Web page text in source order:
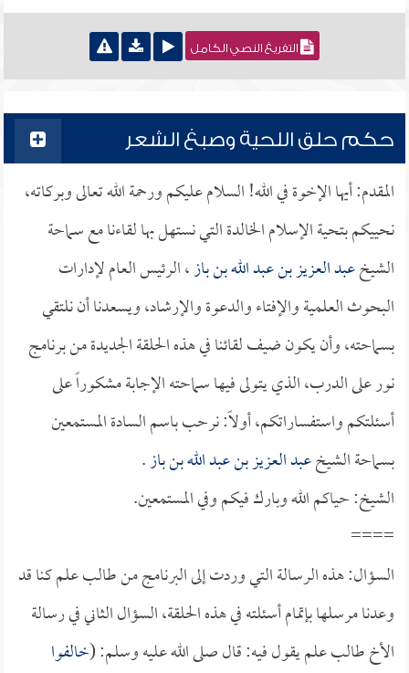
التفريغ النصي الكامل
حكم حلق اللحية وصبغ الشعر
المقدم: أيها الإخوة في الله! السلام عليكم ورحمة الله تعالى وبركاته،
نحييكم بتحية الإسلام الخالدة التي نستهل بها لقاءنا مع سماحة
الشيخعبد العزيز بن عبد الله بن باز، الرئيس العام لإدارات
البحوث العلمية والإفتاء والدعوة والإرشاد، ويسعدنا أن نلتقي
بسماحته، وأن يكون ضيف لقائنا في هذه الحلقة الجديدة من برنامج
نور على الدرب، الذي يتولى فيها سماحته الإجابة مشكوراً على
أسئلتكم واستفساراتكم، أولاً: نرحب باسم السادة المستمعين
بسماحة الشيخعبد العزيز بن عبد الله بن باز.
الشيخ: حياكم الله وبارك فيكم وفي المستمعين.
====
السؤال: هذه الرسالة التي وردت إلى البرنامج من طالب علم كنا قد
وعدنا مرسلها بإتمام أسئلته في هذه الحلقة، السؤال الثاني في رسالة
الأخ طالب علم يقول فيه: قال صلى الله عليه وسلم: (خالفوا